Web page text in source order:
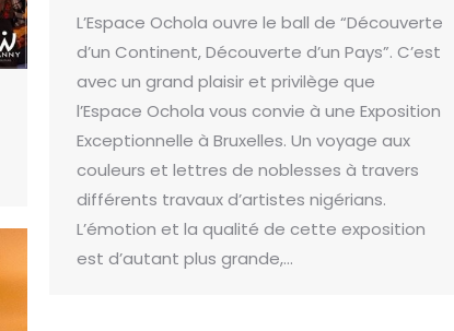
L’Espace Ochola ouvre le ball de “Découverte
d’un Continent, Découverte d’un Pays”. C’est
avec un grand plaisir et privilège que
l’Espace Ochola vous convie à une Exposition
Exceptionnelle à Bruxelles. Un voyage aux
couleurs et lettres de noblesses à travers
différents travaux d’artistes nigérians.
L’émotion et la qualité de cette exposition
est d’autant plus grande,…